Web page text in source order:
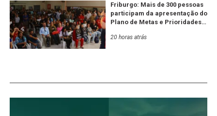
Friburgo: Mais de 300 pessoas
participam da apresentação do
Plano de Metas e Prioridades
20 horas atrás